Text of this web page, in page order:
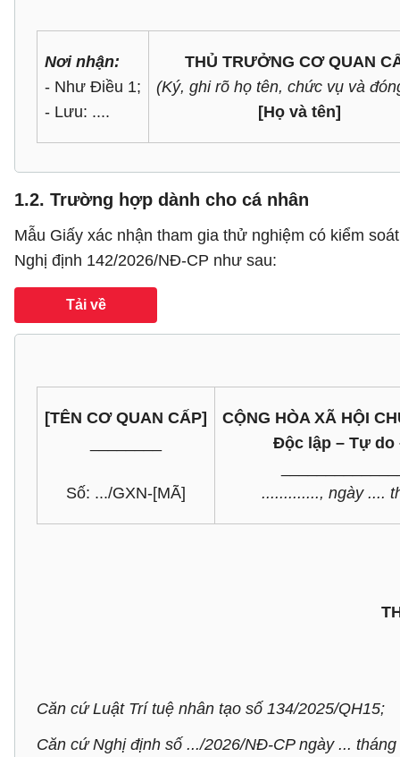
Nơi nhận:
- Như Điều 1;
- Lưu: ....
THỦ TRƯỞNG CƠ QUAN
(Ký, ghi rõ họ tên, chức vụ và
[Họ và tên]
1.2. Trường hợp dành cho cá nhân
Mẫu Giấy xác nhận tham gia thử nghiệm có kiểm
Nghị định 142/2026/NĐ-CP như sau:
Tải về
[TÊN CƠ QUAN CẤP]
Số: .../GXN-[MÃ]
CỘNG HÒA XÃ HỘI
Độc lập – Tự do
............., ngày ....
Căn cứ Luật Trí tuệ nhân tạo số 134/2025/QH15;
Căn cứ Nghị định số .../2026/NĐ-CP ngày ...